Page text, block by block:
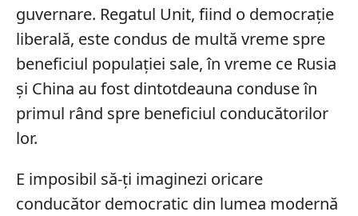
guvernare. Regatul Unit, fiind o democrație
liberală, este condus de multă vreme spre
beneficiul populației sale, în vreme ce Rusia
și China au fost dintotdeauna conduse în
primul rând spre beneficiul conducătorilor
lor.
E imposibil să-ți imaginezi oricare
conducător democratic din lumea modernă